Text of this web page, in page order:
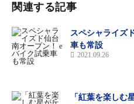
関連する記事
スペシャライズ
車も常設
2021.09.26
「紅葉を楽しむ